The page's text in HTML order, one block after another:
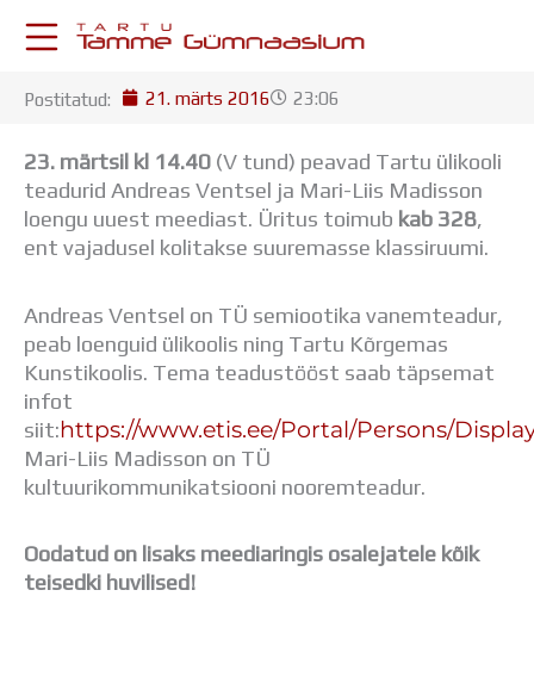
KESKKONNAD
Postkast
Drive
Tamme TV
Koorilaul
ÕPPETÖÖ
Tunniplaan
Õppekava
Ainepassid
Huviringid
Distantsõpe
Kodukord
Postitatud: 21. märts 2016 23:06
23. märtsil kl 14.40 (V tund) peavad Tartu ülikooli
teadurid Andreas Ventsel ja Mari-Liis Madisson
loengu uuest meediast. Üritus toimub kab 328,
ent vajadusel kolitakse suuremasse klassiruumi.
Andreas Ventsel on TÜ semiootika vanemteadur,
peab loenguid ülikoolis ning Tartu Kõrgemas
Kunstikoolis. Tema teadustööst saab täpsemat
infot
siit:https://www.etis.ee/Portal/Persons/
Mari-Liis Madisson on TÜ
kultuurikommunikatsiooni nooremteadur.
Oodatud on lisaks meediaringis osalejatele kõik
teisedki huvilised!